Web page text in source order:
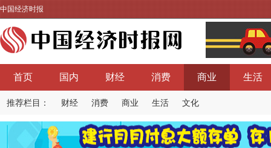
中国经济时报
首页 国内 财经 消费 商业 生活
推荐栏目： 财经 消费 商业 生活 文化